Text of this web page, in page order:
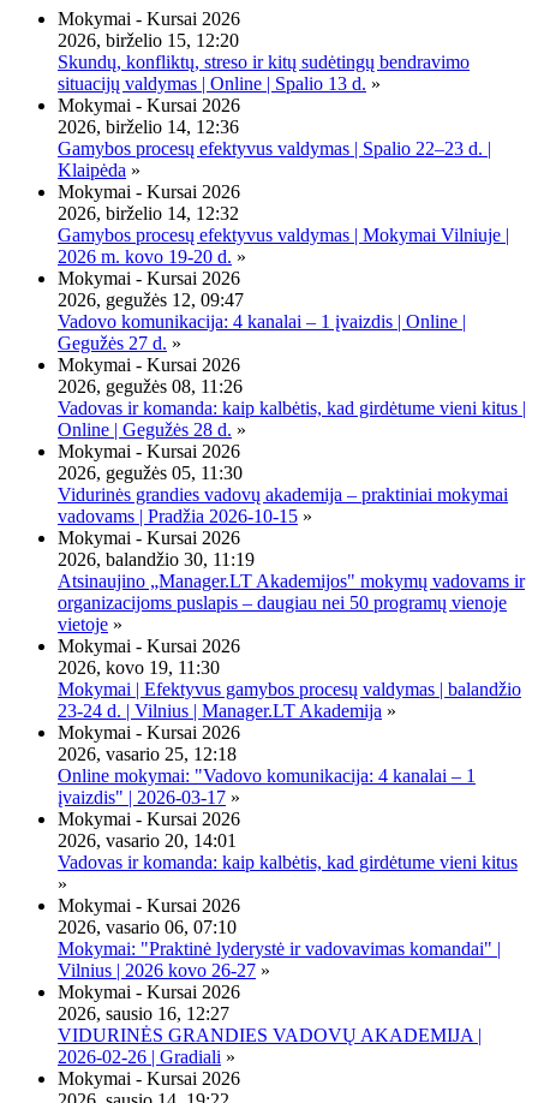
Mokymai - Kursai 2026
2026, birželio 15, 12:20
Skundų, konfliktų, streso ir kitų sudėtingų bendravimo
situacijų valdymas | Online | Spalio 13 d. »
Mokymai - Kursai 2026
2026, birželio 14, 12:36
Gamybos procesų efektyvus valdymas | Spalio 22–23 d. |
Klaipėda »
Mokymai - Kursai 2026
2026, birželio 14, 12:32
Gamybos procesų efektyvus valdymas | Mokymai Vilniuje |
2026 m. kovo 19-20 d. »
Mokymai - Kursai 2026
2026, gegužės 12, 09:47
Vadovo komunikacija: 4 kanalai – 1 įvaizdis | Online |
Gegužės 27 d. »
Mokymai - Kursai 2026
2026, gegužės 08, 11:26
Vadovas ir komanda: kaip kalbėtis, kad girdėtume vieni kitus |
Online | Gegužės 28 d. »
Mokymai - Kursai 2026
2026, gegužės 05, 11:30
Vidurinės grandies vadovų akademija – praktiniai mokymai
vadovams | Pradžia 2026-10-15 »
Mokymai - Kursai 2026
2026, balandžio 30, 11:19
Atsinaujino „Manager.LT Akademijos" mokymų vadovams ir
organizacijoms puslapis – daugiau nei 50 programų vienoje
vietoje »
Mokymai - Kursai 2026
2026, kovo 19, 11:30
Mokymai | Efektyvus gamybos procesų valdymas | balandžio
23-24 d. | Vilnius | Manager.LT Akademija »
Mokymai - Kursai 2026
2026, vasario 25, 12:18
Online mokymai: "Vadovo komunikacija: 4 kanalai – 1
įvaizdis" | 2026-03-17 »
Mokymai - Kursai 2026
2026, vasario 20, 14:01
Vadovas ir komanda: kaip kalbėtis, kad girdėtume vieni kitus
»
Mokymai - Kursai 2026
2026, vasario 06, 07:10
Mokymai: "Praktinė lyderystė ir vadovavimas komandai" |
Vilnius | 2026 kovo 26-27 »
Mokymai - Kursai 2026
2026, sausio 16, 12:27
VIDURINĖS GRANDIES VADOVŲ AKADEMIJA |
2026-02-26 | Gradiali »
Mokymai - Kursai 2026